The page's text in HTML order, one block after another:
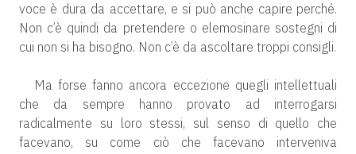
voce è dura da accettare, e si può anche capire perché.
Non c’è quindi da pretendere o elemosinare sostegni di
cui non si ha bisogno. Non c’è da ascoltare troppi consigli.
Ma forse fanno ancora eccezione quegli intellettuali
che da sempre hanno provato ad interrogarsi
radicalmente su loro stessi, sul senso di quello che
facevano, su come ciò che facevano interveniva